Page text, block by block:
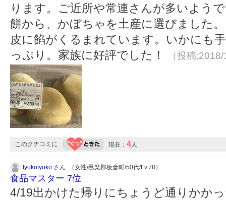
ります。ご近所や常連さんが多いよう
餅から、かぼちゃを土産に選びました
皮に餡がくるまれています。いかにも
っぷり。家族に好評でした！
（投稿
このクチコミに 現在： 4人
tyokotyoko さん （女性/邑楽郡板倉町/50代/Lv.78）
食品マスター 7位
4/19出かけた帰りにちょうど通りかか